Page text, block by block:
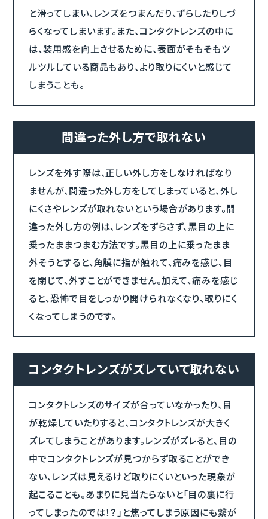
と滑ってしまい、レンズをつまんだり、ずらしたりしづ
らくなってしまいます。また、コンタクトレンズの中に
は、装用感を向上させるために、表面がそもそもツ
ルツルしている商品もあり、より取りにくいと感じて
しまうことも。
間違った外し方で取れない
レンズを外す際は、正しい外し方をしなければなり
ませんが、間違った外し方をしてしまっていると、外し
にくさやレンズが取れないという場合があります。間
違った外し方の例は、レンズをずらさず、黒目の上に
乗ったままつまむ方法です。黒目の上に乗ったまま
外そうとすると、角膜に指が触れて、痛みを感じ、目
を閉じて、外すことができません。加えて、痛みを感じ
ると、恐怖で目をしっかり開けられなくなり、取りにく
くなってしまうのです。
コンタクトレンズがズレていて取れない
コンタクトレンズのサイズが合っていなかったり、目
が乾燥していたりすると、コンタクトレンズが大きく
ズレてしまうことがあります。レンズがズレると、目の
中でコンタクトレンズが見つからず取ることができ
ない、レンズは見えるけど取りにくいといった現象が
起こることも。あまりに見当たらないと「目の裏に行
ってしまったのでは！？」と焦ってしまう原因にも繋が